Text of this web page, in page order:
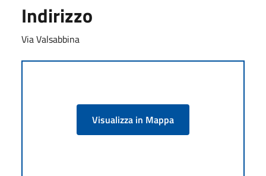
Indirizzo
Via Valsabbina
Visualizza in Mappa